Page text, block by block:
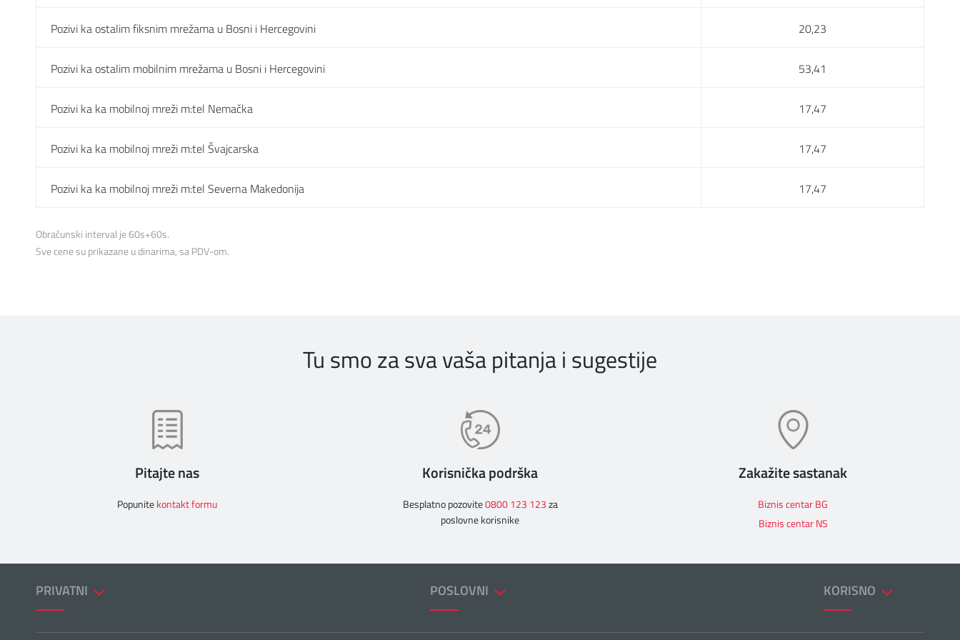
Pozivi ka ostalim fiksnim mrežama u Bosni i Hercegovini 20,23
Pozivi ka ostalim mobilnim mrežama u Bosni i Hercegovini 53,41
Pozivi ka ka mobilnoj mreži m:tel Nemačka 17,47
Pozivi ka ka mobilnoj mreži m:tel Švajcarska 17,47
Pozivi ka ka mobilnoj mreži m:tel Severna Makedonija 17,47
Obračunski interval je 60s+60s.
Sve cene su prikazane u dinarima, sa PDV-om.
Tu smo za sva vaša pitanja i sugestije
Pitajte nas
Popunitekontakt formu
Korisnička podrška
Besplatno pozovite0800 123 123za
poslovne korisnike
Zakažite sastanak
Biznis centar BG
Biznis centar NS
PRIVATNI POSLOVNI KORISNO